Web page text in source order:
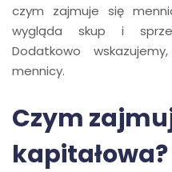
czym zajmuje się
wygląda skup i
Dodatkowo
mennicy.
Czym
kapitałowa?